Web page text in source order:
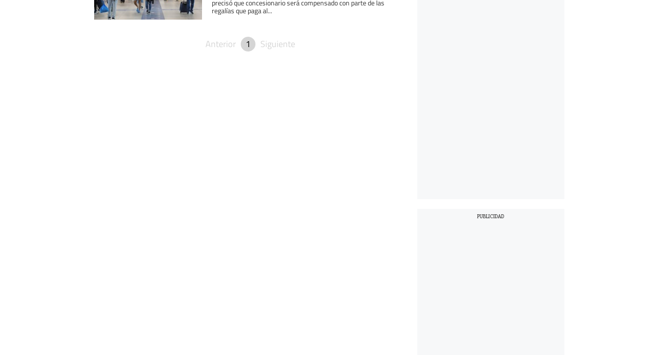
precisó que concesionario será compensado con parte de las
regalías que paga al...
Anterior 1 Siguiente